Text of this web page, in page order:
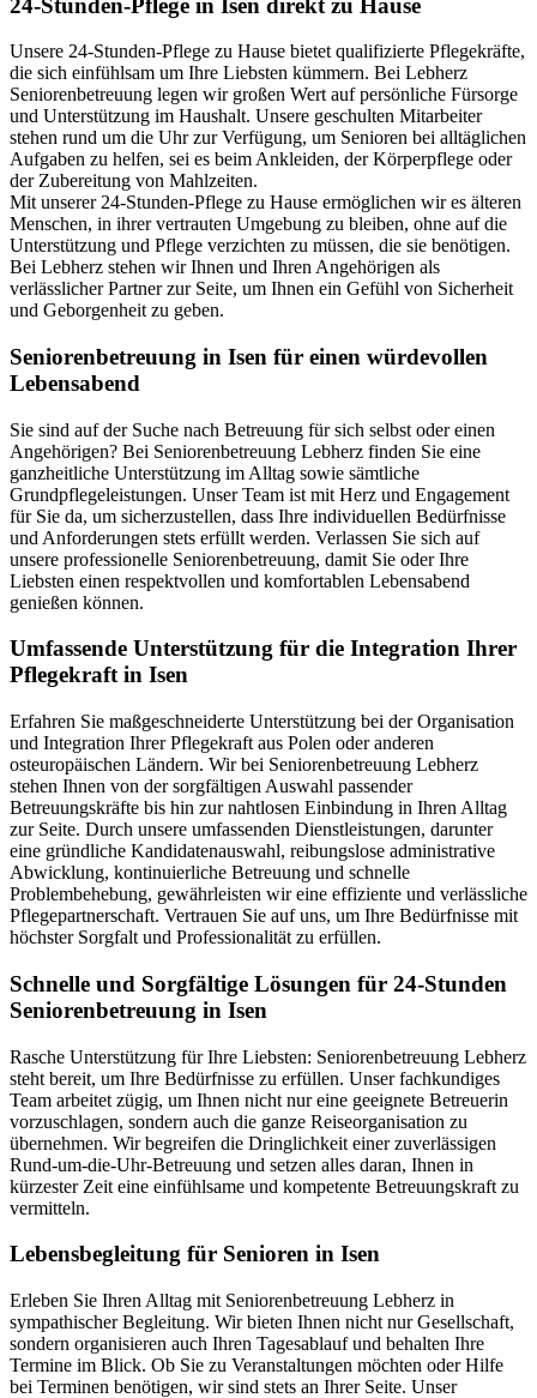
Unsere 24-Stunden-Pflege zu Hause bietet qualifizierte Pflegekräfte,
die sich einfühlsam um Ihre Liebsten kümmern. Bei Lebherz
Seniorenbetreuung legen wir großen Wert auf persönliche Fürsorge
und Unterstützung im Haushalt. Unsere geschulten Mitarbeiter
stehen rund um die Uhr zur Verfügung, um Senioren bei alltäglichen
Aufgaben zu helfen, sei es beim Ankleiden, der Körperpflege oder
der Zubereitung von Mahlzeiten.
Mit unserer 24-Stunden-Pflege zu Hause ermöglichen wir es älteren
Menschen, in ihrer vertrauten Umgebung zu bleiben, ohne auf die
Unterstützung und Pflege verzichten zu müssen, die sie benötigen.
Bei Lebherz stehen wir Ihnen und Ihren Angehörigen als
verlässlicher Partner zur Seite, um Ihnen ein Gefühl von Sicherheit
und Geborgenheit zu geben.
Senioren­betreuung in Isen für einen würdevollen
Lebensabend
Sie sind auf der Suche nach Betreuung für sich selbst oder einen
Angehörigen? Bei Seniorenbetreuung Lebherz finden Sie eine
ganzheitliche Unterstützung im Alltag sowie sämtliche
Grundpflegeleistungen. Unser Team ist mit Herz und Engagement
für Sie da, um sicherzustellen, dass Ihre individuellen Bedürfnisse
und Anforderungen stets erfüllt werden. Verlassen Sie sich auf
unsere professionelle Seniorenbetreuung, damit Sie oder Ihre
Liebsten einen respektvollen und komfortablen Lebensabend
genießen können.
Umfassende Unterstützung für die Integration Ihrer
Pflegekraft in Isen
Erfahren Sie maßgeschneiderte Unterstützung bei der Organisation
und Integration Ihrer Pflegekraft aus Polen oder anderen
osteuropäischen Ländern. Wir bei Seniorenbetreuung Lebherz
stehen Ihnen von der sorgfältigen Auswahl passender
Betreuungskräfte bis hin zur nahtlosen Einbindung in Ihren Alltag
zur Seite. Durch unsere umfassenden Dienstleistungen, darunter
eine gründliche Kandidatenauswahl, reibungslose administrative
Abwicklung, kontinuierliche Betreuung und schnelle
Problembehebung, gewährleisten wir eine effiziente und verlässliche
Pflegepartnerschaft. Vertrauen Sie auf uns, um Ihre Bedürfnisse mit
höchster Sorgfalt und Professionalität zu erfüllen.
Schnelle und Sorgfältige Lösungen für 24-Stunden
Seniorenbetreuung in Isen
Rasche Unterstützung für Ihre Liebsten: Seniorenbetreuung Lebherz
steht bereit, um Ihre Bedürfnisse zu erfüllen. Unser fachkundiges
Team arbeitet zügig, um Ihnen nicht nur eine geeignete Betreuerin
vorzuschlagen, sondern auch die ganze Reiseorganisation zu
übernehmen. Wir begreifen die Dringlichkeit einer zuverlässigen
Rund-um-die-Uhr-Betreuung und setzen alles daran, Ihnen in
kürzester Zeit eine einfühlsame und kompetente Betreuungskraft zu
vermitteln.
Lebensbegleitung für Senioren in Isen
Erleben Sie Ihren Alltag mit Seniorenbetreuung Lebherz in
sympathischer Begleitung. Wir bieten Ihnen nicht nur Gesellschaft,
sondern organisieren auch Ihren Tagesablauf und behalten Ihre
Termine im Blick. Ob Sie zu Veranstaltungen möchten oder Hilfe
bei Terminen benötigen, wir sind stets an Ihrer Seite. Unser